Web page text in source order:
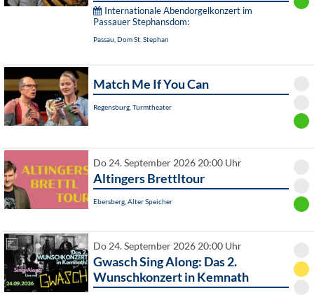
Internationale Abendorgelkonzert im
Passauer Stephansdom:
Passau, Dom St. Stephan
Match Me If You Can
Regensburg, Turmtheater
Do 24. September 2026 20:00 Uhr
Altingers Brettltour
Ebersberg, Alter Speicher
Do 24. September 2026 20:00 Uhr
Gwasch Sing Along: Das 2.
Wunschkonzert in Kemnath